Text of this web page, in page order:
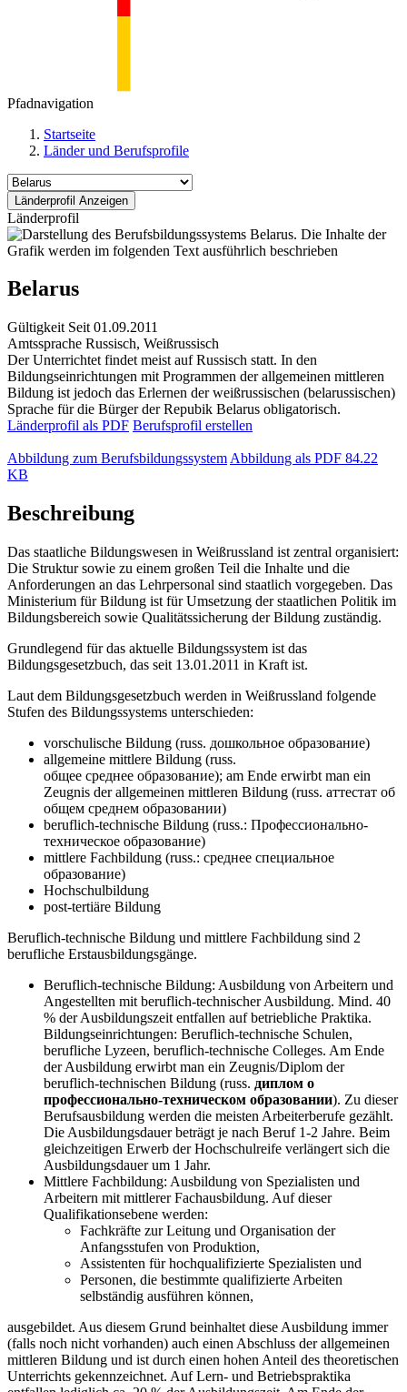
Pfadnavigation
Startseite
Länder und Berufsprofile
Länderprofil
Belarus
Gültigkeit Seit 01.09.2011
Amtssprache Russisch, Weißrussisch
Der Unterrichtet findet meist auf Russisch statt. In den
Bildungseinrichtungen mit Programmen der allgemeinen mittleren
Bildung ist jedoch das Erlernen der weißrussischen (belarussischen)
Sprache für die Bürger der Repubik Belarus obligatorisch.
Länderprofil als PDF Berufsprofil erstellen
Abbildung zum Berufsbildungssystem Abbildung als PDF 84.22
KB
Beschreibung
Das staatliche Bildungswesen in Weißrussland ist zentral organisiert:
Die Struktur sowie zu einem großen Teil die Inhalte und die
Anforderungen an das Lehrpersonal sind staatlich vorgegeben. Das
Ministerium für Bildung ist für Umsetzung der staatlichen Politik im
Bildungsbereich sowie Qualitätssicherung der Bildung zuständig.
Grundlegend für das aktuelle Bildungssystem ist das
Bildungsgesetzbuch, das seit 13.01.2011 in Kraft ist.
Laut dem Bildungsgesetzbuch werden in Weißrussland folgende
Stufen des Bildungssystems unterschieden:
vorschulische Bildung (russ. дошкольное образование)
allgemeine mittlere Bildung (russ.
общее среднее образование); am Ende erwirbt man ein
Zeugnis der allgemeinen mittleren Bildung (russ. аттестат об
общем среднем образовании)
beruflich-technische Bildung (russ.: Профессионально-
техническое образование)
mittlere Fachbildung (russ.: среднее специальное
образование)
Hochschulbildung
post-tertiäre Bildung
Beruflich-technische Bildung und mittlere Fachbildung sind 2
berufliche Erstausbildungsgänge.
Beruflich-technische Bildung: Ausbildung von Arbeitern und
Angestellten mit beruflich-technischer Ausbildung. Mind. 40
% der Ausbildungszeit entfallen auf betriebliche Praktika.
Bildungseinrichtungen: Beruflich-technische Schulen,
berufliche Lyzeen, beruflich-technische Colleges. Am Ende
der Ausbildung erwirbt man ein Zeugnis/Diplom der
beruflich-technischen Bildung (russ. диплом о
профессионально-техническом образовании). Zu dieser
Berufsausbildung werden die meisten Arbeiterberufe gezählt.
Die Ausbildungsdauer beträgt je nach Beruf 1-2 Jahre. Beim
gleichzeitigen Erwerb der Hochschulreife verlängert sich die
Ausbildungsdauer um 1 Jahr.
Mittlere Fachbildung: Ausbildung von Spezialisten und
Arbeitern mit mittlerer Fachausbildung. Auf dieser
Qualifikationsebene werden:
Fachkräfte zur Leitung und Organisation der
Anfangsstufen von Produktion,
Assistenten für hochqualifizierte Spezialisten und
Personen, die bestimmte qualifizierte Arbeiten
selbständig ausführen können,
ausgebildet. Aus diesem Grund beinhaltet diese Ausbildung immer
(falls noch nicht vorhanden) auch einen Abschluss der allgemeinen
mittleren Bildung und ist durch einen hohen Anteil des theoretischen
Unterrichts gekennzeichnet. Auf Lern- und Betriebspraktika